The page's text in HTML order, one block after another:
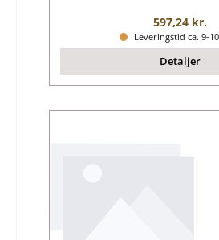
Almindelig
597,24 kr.
Leveringstid ca. 9-
Detaljer